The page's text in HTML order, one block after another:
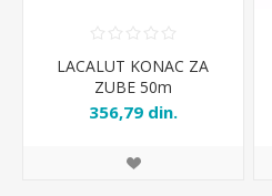
LACALUT KONAC ZA
ZUBE 50m
356,79 din.